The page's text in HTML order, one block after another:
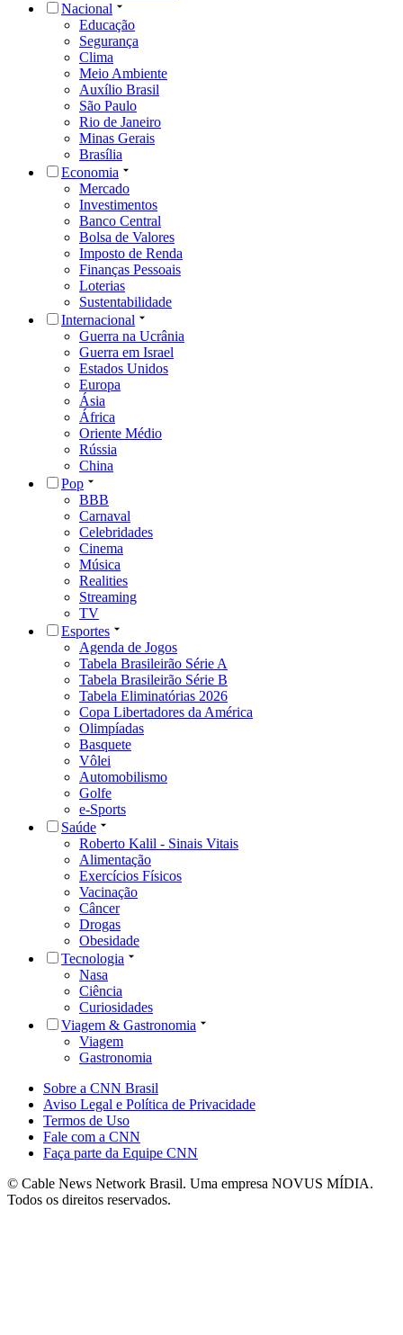
Nacional
Educação
Segurança
Clima
Meio Ambiente
Auxílio Brasil
São Paulo
Rio de Janeiro
Minas Gerais
Brasília
Economia
Mercado
Investimentos
Banco Central
Bolsa de Valores
Imposto de Renda
Finanças Pessoais
Loterias
Sustentabilidade
Internacional
Guerra na Ucrânia
Guerra em Israel
Estados Unidos
Europa
Ásia
África
Oriente Médio
Rússia
China
Pop
BBB
Carnaval
Celebridades
Cinema
Música
Realities
Streaming
TV
Esportes
Agenda de Jogos
Tabela Brasileirão Série A
Tabela Brasileirão Série B
Tabela Eliminatórias 2026
Copa Libertadores da América
Olimpíadas
Basquete
Vôlei
Automobilismo
Golfe
e-Sports
Saúde
Roberto Kalil - Sinais Vitais
Alimentação
Exercícios Físicos
Vacinação
Câncer
Drogas
Obesidade
Tecnologia
Nasa
Ciência
Curiosidades
Viagem & Gastronomia
Viagem
Gastronomia
Sobre a CNN Brasil
Aviso Legal e Política de Privacidade
Termos de Uso
Fale com a CNN
Faça parte da Equipe CNN
© Cable News Network Brasil. Uma empresa NOVUS MÍDIA.
Todos os direitos reservados.